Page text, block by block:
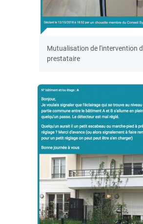
Mutualisation de l'intervention
prestataire